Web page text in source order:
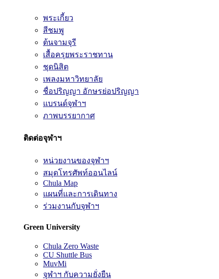
พระเกี้ยว
สีชมพู
ต้นจามจุรี
เสื้อครุยพระราชทาน
ชุดนิสิต
เพลงมหาวิทยาลัย
ชื่อปริญญา อักษรย่อปริญญา
แบรนด์จุฬาฯ
ภาพบรรยากาศ
ติดต่อจุฬาฯ
หน่วยงานของจุฬาฯ
สมุดโทรศัพท์ออนไลน์
Chula Map
แผนที่และการเดินทาง
ร่วมงานกับจุฬาฯ
Green University
Chula Zero Waste
CU Shuttle Bus
MuvMi
จุฬาฯ กับความยั่งยืน